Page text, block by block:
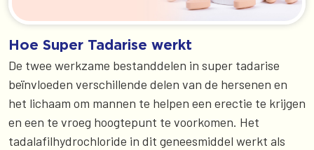
Hoe Super Tadarise werkt
De twee werkzame bestanddelen in super tadarise
beïnvloeden verschillende delen van de hersenen en
het lichaam om mannen te helpen een erectie te krijgen
en een te vroeg hoogtepunt te voorkomen. Het
tadalafilhydrochloride in dit geneesmiddel werkt als